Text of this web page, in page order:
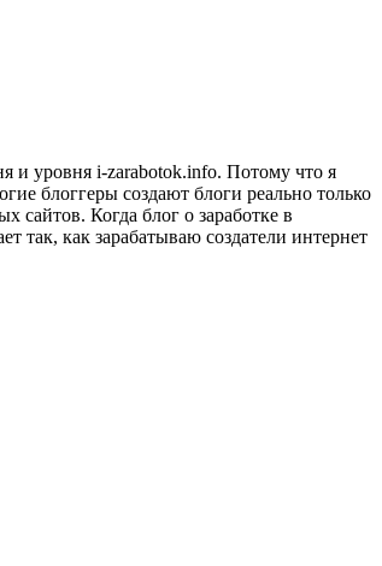
и уровня i-zarabotok.info. Потому что я
блоггеры создают блоги реально только
сайтов. Когда блог о заработке в
так, как зарабатываю создатели интернет